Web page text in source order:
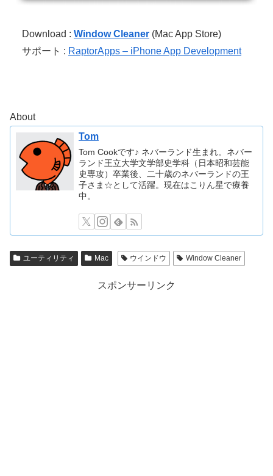
Download : Window Cleaner (Mac App Store)
サポート : RaptorApps – iPhone App Development
About
Tom
Tom Cookです♪ ネバーランド生まれ。ネバー
ランド王立大学文学部史学科（日本昭和芸能
史専攻）卒業後、二十歳のネバーランドの王
子さま☆として活躍。現在はこりん星で療養
中。
ユーティリティ Mac ウインドウ Window Cleaner
スポンサーリンク